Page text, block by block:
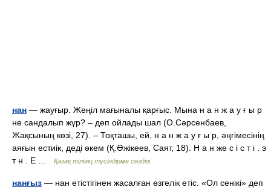
нан — жауғыр. Жеңіл мағыналы қарғыс. Мына н а н ж а у ғ ы р
не сандалып жүр? – деп ойлады шал (О.Сәрсенбаев,
Жақсының көзі, 27). – Тоқташы, ей, н а н ж а у ғ ы р, әңгімесінің
аяғын естиік, деді әкем (Қ.Әжікеев, Саят, 18). Н а н же с і с т і . э
т н . Е …
Қазақ тілінің түсіндірме сөздігі
нанғыз — нан етістігінен жасалған өзгелік етіс. «Ол сенікі» деп